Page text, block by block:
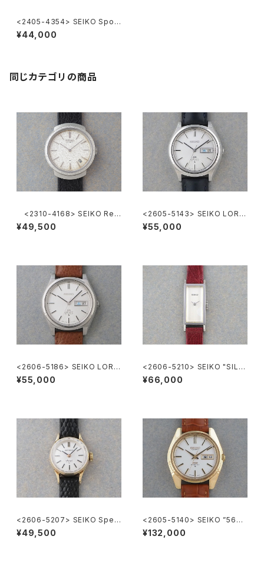
<2405-4354> SEIKO Sport
sman 17
¥44,000
同じカテゴリの商品
<2310-4168> SEIKO Ref.
2419-0010
¥49,500
<2605-5143> SEIKO LORD
MATIC
¥55,000
<2606-5186> SEIKO LORD
MATIC
¥55,000
<2606-5210> SEIKO "SILV
ER885" rectangular case
¥66,000
<2606-5207> SEIKO Speci
al
¥49,500
<2605-5140> SEIKO ”56K
S" KING SEIKO
¥132,000